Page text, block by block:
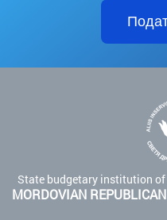
State budgetary institution
MORDOVIAN